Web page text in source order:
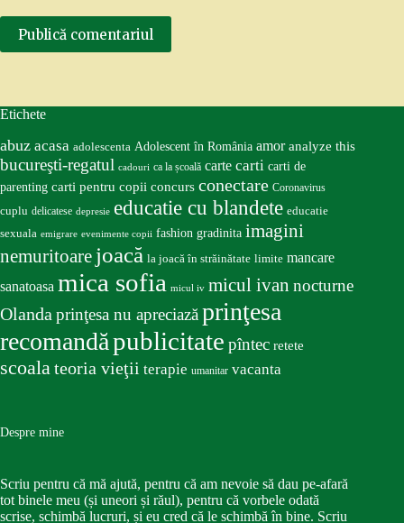
Publică comentariul
Etichete
abuz acasa adolescenta Adolescent în România amor analyze this
bucureşti-regatul cadouri ca la școală carte carti carti de
parenting carti pentru copii concurs conectare Coronavirus
cuplu delicatese depresie educatie cu blandete educatie
sexuala emigrare evenimente copii fashion gradinita imagini
nemuritoare joacă la joacă în străinătate limite mancare
sanatoasa mica sofia micul iv micul ivan nocturne
Olandaprinţesa nu apreciazăprinţesa
recomandăpublicitate pîntec retete
scoalateoria vieţii terapie umanitar vacanta
Despre mine
Scriu pentru că mă ajută, pentru că am nevoie să dau pe-afară
tot binele meu (și uneori și răul), pentru că vorbele odată
scrise, schimbă lucruri, și eu cred că le schimbă în bine. Scriu